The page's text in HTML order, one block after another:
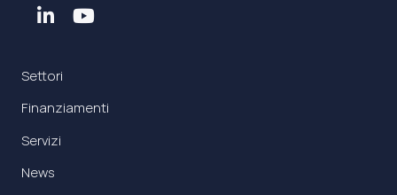
Settori
Finanziamenti
Servizi
News